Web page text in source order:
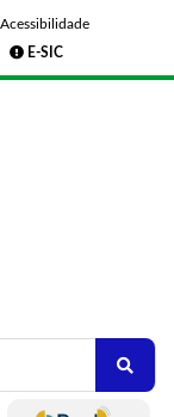
Acessibilidade
E-SIC